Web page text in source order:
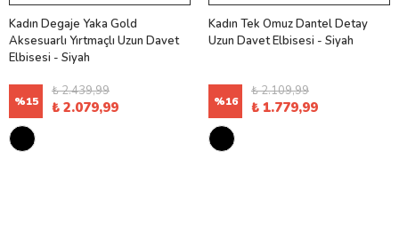
Kadın Degaje Yaka Gold
Aksesuarlı Yırtmaçlı Uzun Davet
Elbisesi - Siyah
%15
₺ 2.439,99
₺ 2.079,99
Kadın Tek Omuz Dantel Detay
Uzun Davet Elbisesi - Siyah
%16
₺ 2.109,99
₺ 1.779,99